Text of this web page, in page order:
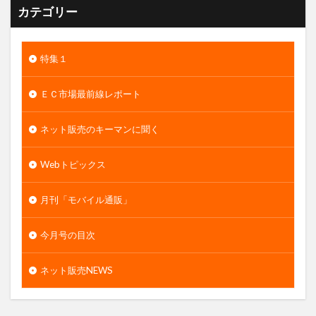
カテゴリー
特集１
ＥＣ市場最前線レポート
ネット販売のキーマンに聞く
Webトピックス
月刊「モバイル通販」
今月号の目次
ネット販売NEWS